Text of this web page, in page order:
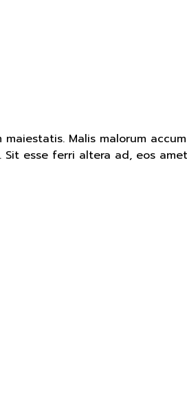
Malis malorum
esse ferri altera ad, eos